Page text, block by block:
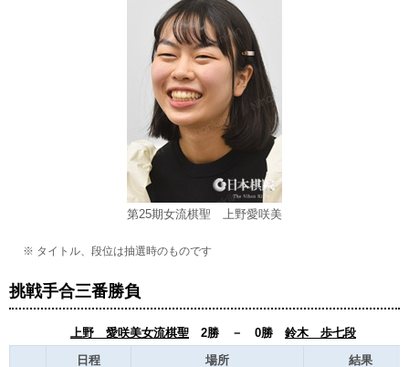
第25期女流棋聖 上野愛咲美
※ タイトル、段位は抽選時のものです
挑戦手合三番勝負
上野 愛咲美女流棋聖 2勝 － 0勝 鈴木 歩七段
日程 場所 結果